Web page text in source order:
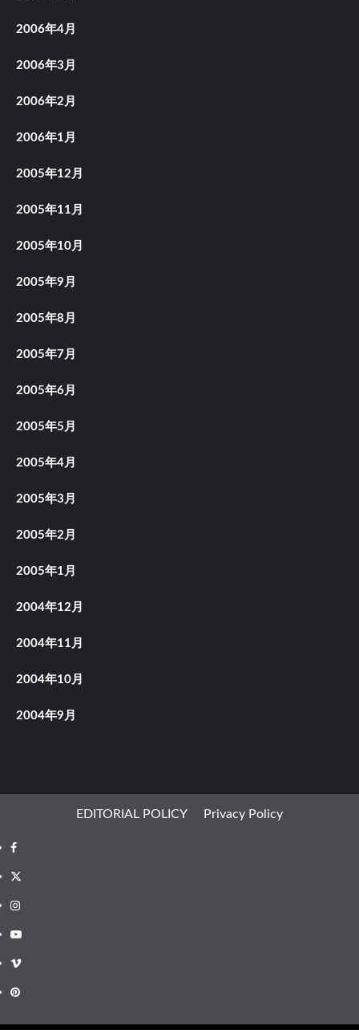
2006年4月
2006年3月
2006年2月
2006年1月
2005年12月
2005年11月
2005年10月
2005年9月
2005年8月
2005年7月
2005年6月
2005年5月
2005年4月
2005年3月
2005年2月
2005年1月
2004年12月
2004年11月
2004年10月
2004年9月
EDITORIAL POLICY Privacy Policy
Facebook
X
Instagram
Youtube
Vimeo
Pinterest